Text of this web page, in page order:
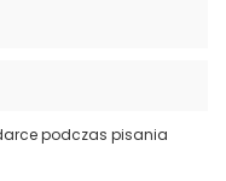
podczas pisania